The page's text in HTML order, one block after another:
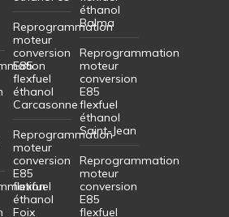
Reprogrammation
moteur
conversion
E85
flexfuel
éthanol
Carcasonne
Reprogrammation
moteur
conversion
E85
flexfuel
éthanol
Foix
éthanol
Balma
Reprogrammation
moteur
conversion
E85
flexfuel
éthanol
Saint-Jean
Reprogrammation
moteur
conversion
E85
flexfuel